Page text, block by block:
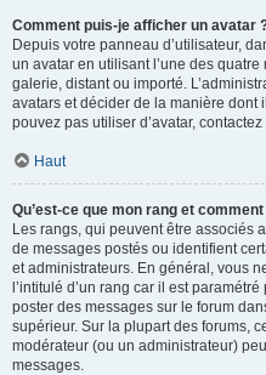
Comment puis-je afficher un avatar
Depuis votre panneau d’utilisateur,
un avatar en utilisant l’une des
galerie, distant ou importé.
avatars et décider de la manière dont
pouvez pas utiliser d’avatar,
Haut
Qu’est-ce que mon rang et
Les rangs, qui peuvent être associés
de messages postés ou identifient
et administrateurs. En général, vous
l’intitulé d’un rang car il est
poster des messages sur le forum
supérieur. Sur la plupart des forums,
modérateur (ou un administrateur)
messages.